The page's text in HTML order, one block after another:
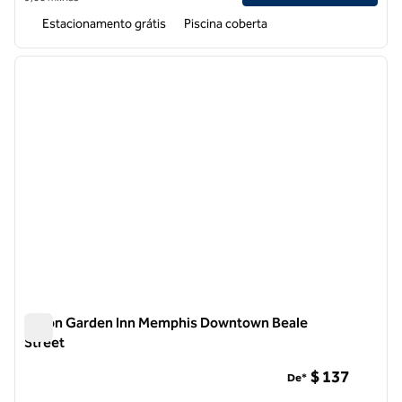
Estacionamento grátis Piscina coberta
1 de 12
Hilton Garden Inn Memphis Downtown Beale
Street
De* $ 137